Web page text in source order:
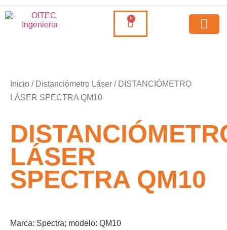
0
Inicio / Distanciómetro Láser / DISTANCIÓMETRO
LÁSER SPECTRA QM10
LÁSER
SPECTRA QM10
Marca: Spectra; modelo: QM10